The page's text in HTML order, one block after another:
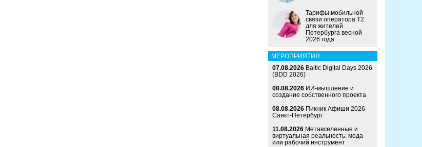
Тарифы мобильной
связи оператора Т2
для жителей
Петербурга весной
2026 года
МЕРОПРИЯТИЯ
07.08.2026 Baltic Digital Days 2026
(BDD 2026)
08.08.2026 ИИ-мышление и
создание собственного проекта
08.08.2026 Пикник Афиши 2026
Санкт-Петербург
11.08.2026 Метавселенные и
виртуальная реальность: мода
или рабочий инструмент